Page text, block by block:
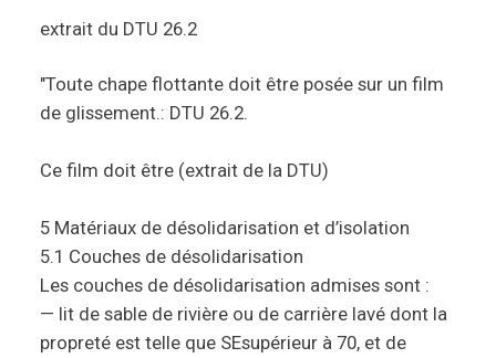
extrait du DTU 26.2
"Toute chape flottante doit être posée sur un film
de glissement.: DTU 26.2.
Ce film doit être (extrait de la DTU)
5 Matériaux de désolidarisation et d’isolation
5.1 Couches de désolidarisation
Les couches de désolidarisation admises sont :
— lit de sable de rivière ou de carrière lavé dont la
propreté est telle que SEsupérieur à 70, et de